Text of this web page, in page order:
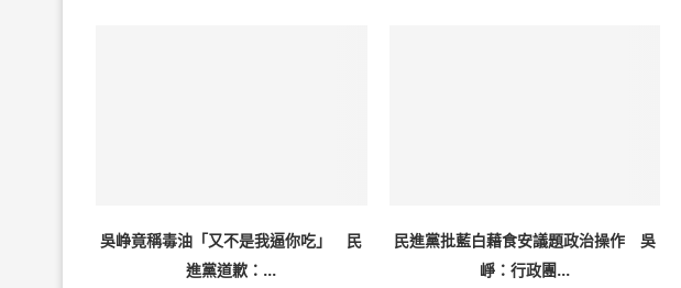
吳峥竟稱毒油「又不是我逼你吃」 民
進黨道歉：...
民進黨批藍白藉食安議題政治操作 吳
崢：行政團...